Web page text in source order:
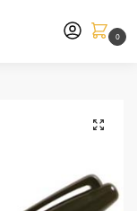
0